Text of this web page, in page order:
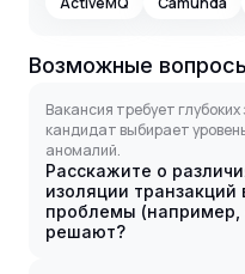
Возможные
Вакансия требует
кандидат выбирает
аномалий.
Расскажите о
изоляции транзакций
проблемы (например,
решают?